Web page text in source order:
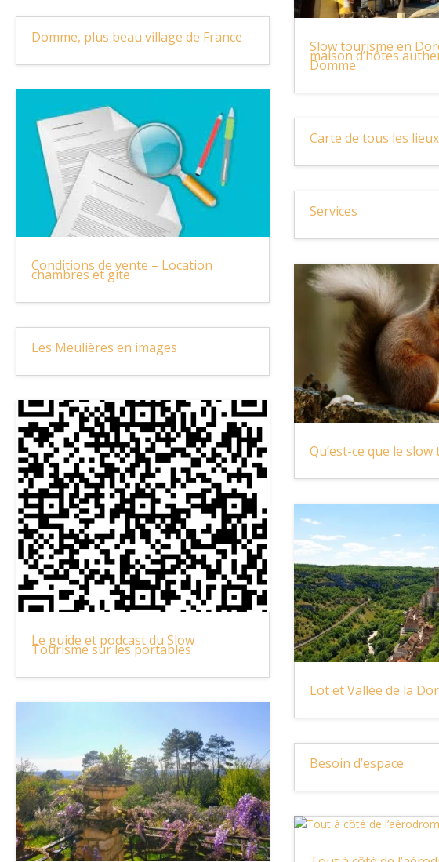
Domme, plus beau village de France
Conditions de vente – Location
chambres et gîte
Les Meulières en images
Le guide et podcast du Slow
Tourisme sur les portables
Slow tourisme en
maison d’hôtes
Domme
Carte de tous les
Services
Qu’est-ce que le slow
Lot et Vallée de la
Besoin d’espace